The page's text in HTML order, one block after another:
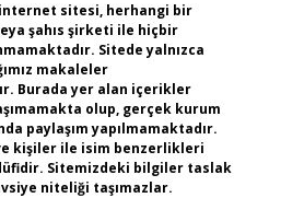
sitesi, herhangi bir
şahıs şirketi ile hiçbir
Sitede yalnızca
makaleler
Burada yer alan içerikler
olup, gerçek kurum
paylaşım yapılmamaktadır.
kişiler ile isim benzerlikleri
Sitemizdeki bilgiler taslak
niteliği taşımazlar.